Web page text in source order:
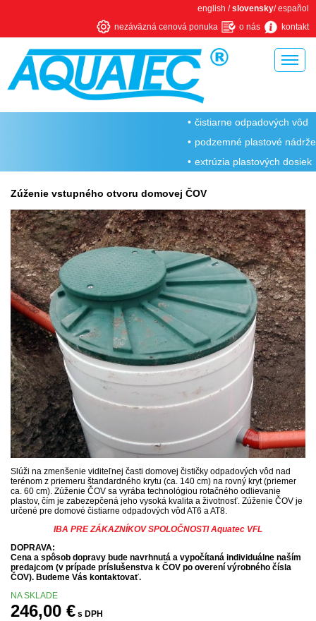
english /slovensky/español
nezáväzná cenová ponuka
o nás kontakt
čistiarne odpadových vôd
podzemné plastové nádrže
extrúzia plastových dosiek
Zúženie vstupného otvoru domovej ČOV
Slúži na zmenšenie viditeľnej časti domovej čističky odpadových vôd nad
terénom z priemeru štandardného krytu (ca. 140 cm) na rovný kryt (priemer
ca. 60 cm). Zúženie ČOV sa vyrába technológiou rotačného odlievanie
plastov, čím je zabezepčená jeho vysoká kvalita a životnosť. Zúženie ČOV je
určené pre domové čistiarne odpadových vôd AT6 a AT8.
IBA PRE ZÁKAZNÍKOV SPOLOČNOSTI Aquatec VFL
DOPRAVA:
Cena a spôsob dopravy bude navrhnutá a vypočítaná individuálne naším
predajcom (v prípade príslušenstva k ČOV po overení výrobného čísla
ČOV). Budeme Vás kontaktovať.
NA SKLADE
246,00 € s DPH
Úvodná stránka
Prečo ČOV od Aquatec
Sme členmi a spĺňame
Napísali o nás
Domové čistiarne odpadových vôd
Domové ČOV AT
Domové ČOV AT PLUS
Domové ČOV AT MBBR
Porovnanie ČOV AT-ATplus-ATmbbr
Doplnky - domové ČOV
Terciárne dočistenie - ATF a ATFUV
Garantované hodnoty ČOV
Dodanie
Osadenie a spustenie
Návratnosť investície
Garancia vrátenia peňazí
Stredné čistiarne odpadových vôd
Oválne čistiarne odpadových vôd AT VFL